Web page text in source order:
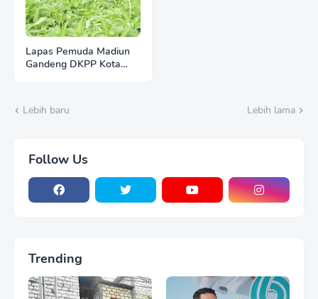
Lapas Pemuda Madiun
Gandeng DKPP Kota
Lebih baru Lebih lama
Follow Us
Trending